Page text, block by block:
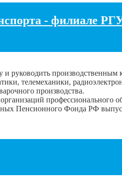
-
руководить
телемеханики,
производства.
профессионального
Пенсионного Фонда РФ